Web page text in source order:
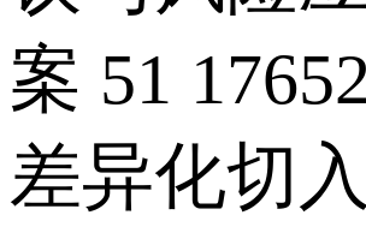
案 51
差异化切